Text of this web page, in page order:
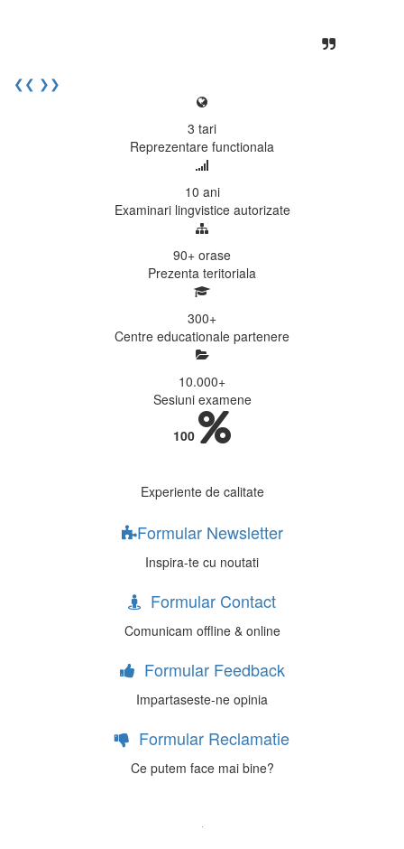
❮❮ ❯❯
3 tari
Reprezentare functionala
10 ani
Examinari lingvistice autorizate
90+ orase
Prezenta teritoriala
300+
Centre educationale partenere
10.000+
Sesiuni examene
100
Experiente de calitate
Formular Newsletter
Inspira-te cu noutati
Formular Contact
Comunicam offline & online
Formular Feedback
Impartaseste-ne opinia
Formular Reclamatie
Ce putem face mai bine?